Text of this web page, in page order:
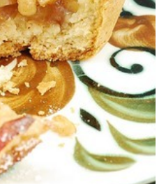
COGNAC
en valeur une garniture simple à
en plus vient de l’ajout de
ça change pas mal le résultat final.